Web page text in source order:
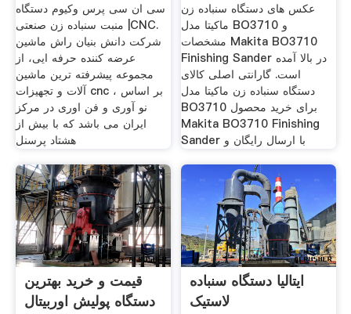
سی ان سی پرس وکیوم دستگاه
منبت سنباده زن صنعتی |CNC.
شرکت دانش بنیان راش ماشین
عرضه کننده حرفه ایی، از
مجموعه پیشرفته ترین ماشین
آلات و تجهیزات cnc ، بر اساس
نو آوری و فن اوری در مرکز
ایران می باشد که با بیش از
هشتاد پرسنل
عکس های دستگاه سنباده زن
ماکيتا مدل BO3710 و
مشخصات Makita BO3710
Finishing Sander در بالا آمده
است. گارانتی اصلی کالای
دستگاه سنباده زن ماکيتا مدل
BO3710 برای خرید محصول
Makita BO3710 Finishing
Sander با ارسال رایگان و
قیمت و خرید بهترین
دستگاه پولیش اوربیتال
ایتالیا دستگاه سنباده
لاستیک